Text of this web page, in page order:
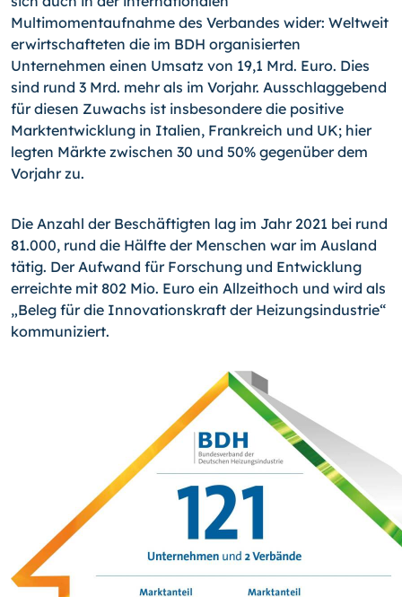
Multimomentaufnahme des Verbandes wider: Weltweit
erwirtschafteten die im BDH organisierten
Unternehmen einen Umsatz von 19,1 Mrd. Euro. Dies
sind rund 3 Mrd. mehr als im Vorjahr. Ausschlaggebend
für diesen Zuwachs ist insbesondere die positive
Marktentwicklung in Italien, Frankreich und UK; hier
legten Märkte zwischen 30 und 50% gegenüber dem
Vorjahr zu.
Die Anzahl der Beschäftigten lag im Jahr 2021 bei rund
81.000, rund die Hälfte der Menschen war im Ausland
tätig. Der Aufwand für Forschung und Entwicklung
erreichte mit 802 Mio. Euro ein Allzeithoch und wird als
„Beleg für die Innovationskraft der Heizungsindustrie“
kommuniziert.